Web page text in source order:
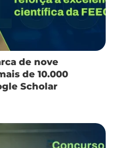
de nove
de 10.000
Scholar